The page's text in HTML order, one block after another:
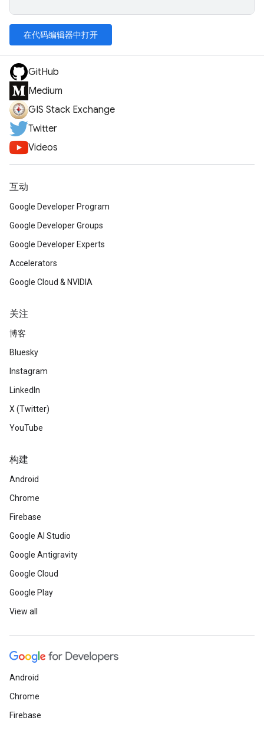
在代码编辑器中打开
GitHub
Medium
GIS Stack Exchange
Twitter
Videos
互动
Google Developer Program
Google Developer Groups
Google Developer Experts
Accelerators
Google Cloud & NVIDIA
关注
博客
Bluesky
Instagram
LinkedIn
X (Twitter)
YouTube
构建
Android
Chrome
Firebase
Google AI Studio
Google Antigravity
Google Cloud
Google Play
View all
Android
Chrome
Firebase